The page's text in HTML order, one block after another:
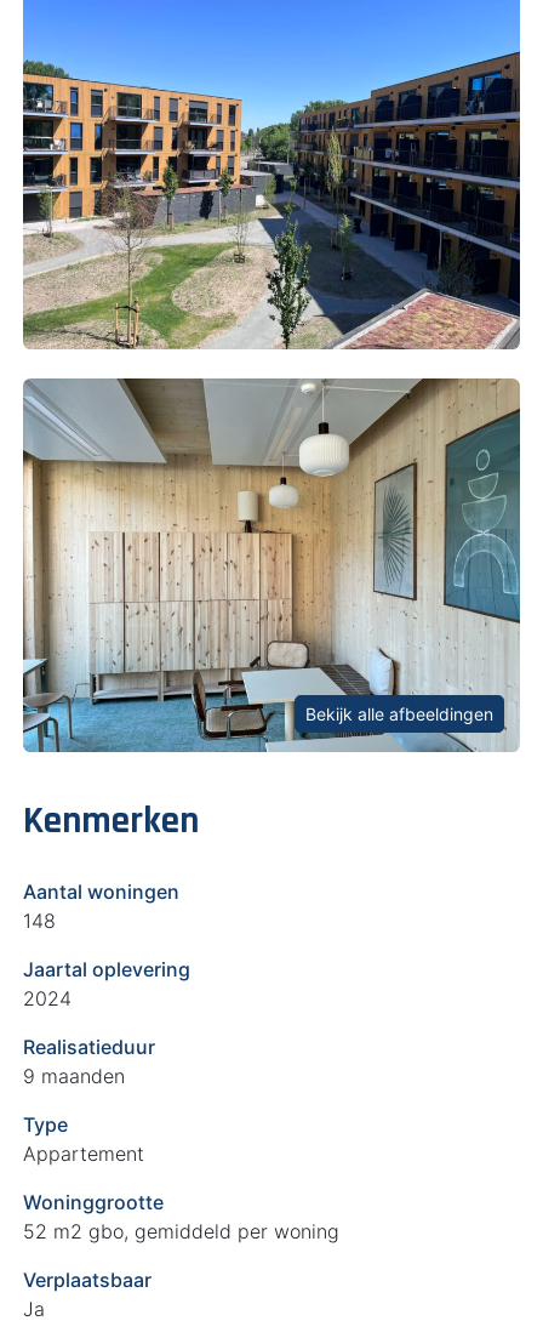
Bekijk alle afbeeldingen
Kenmerken
Aantal woningen
148
Jaartal oplevering
2024
Realisatieduur
9 maanden
Type
Appartement
Woninggrootte
52 m2 gbo, gemiddeld per woning
Verplaatsbaar
Ja